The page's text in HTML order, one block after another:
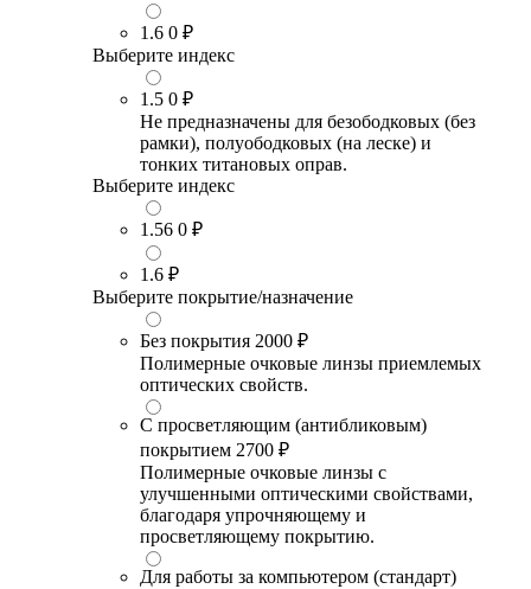
1.6 0 ₽
Выберите индекс
1.5 0 ₽
Не предназначены для безободковых (без
рамки), полуободковых (на леске) и
тонких титановых оправ.
Выберите индекс
1.56 0 ₽
1.6 ₽
Выберите покрытие/назначение
Без покрытия 2000 ₽
Полимерные очковые линзы приемлемых
оптических свойств.
С просветляющим (антибликовым)
покрытием 2700 ₽
Полимерные очковые линзы с
улучшенными оптическими свойствами,
благодаря упрочняющему и
просветляющему покрытию.
Для работы за компьютером (стандарт)